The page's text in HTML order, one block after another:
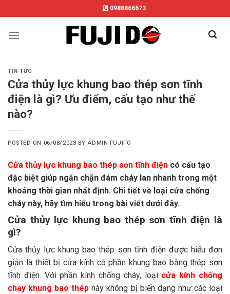
to
content
0988866673
TIN TỨC
Cửa thủy lực khung bao thép sơn tĩnh
điện là gì? Ưu điểm, cấu tạo như thế
nào?
POSTED ON 06/08/2023 BY ADMIN FUJIFO
Cửa thủy lực khung bao thép sơn tĩnh điện có cấu tạo
đặc biệt giúp ngăn chặn đám cháy lan nhanh trong một
khoảng thời gian nhất định. Chi tiết về loại cửa chống
cháy này, hãy tìm hiểu trong bài viết dưới đây.
Cửa thủy lực khung bao thép sơn tĩnh điện là
gì?
Cửa thủy lực khung bao thép sơn tĩnh điện được hiểu đơn
giản là thiết bị cửa kính có phần khung bao bằng thép sơn
tĩnh điện. Với phần kính chống cháy, loại cửa kính chống
chay khung bao thép này không bị biến dạng như các loại